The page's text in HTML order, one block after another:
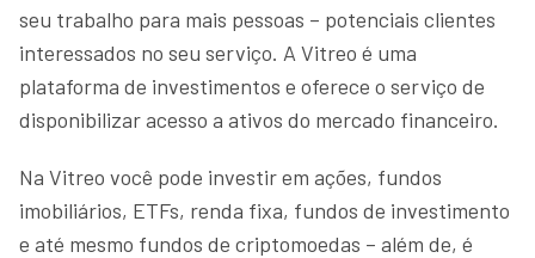
seu trabalho para mais pessoas – potenciais clientes
interessados no seu serviço. A Vitreo é uma
plataforma de investimentos e oferece o serviço de
disponibilizar acesso a ativos do mercado financeiro.
Na Vitreo você pode investir em ações, fundos
imobiliários, ETFs, renda fixa, fundos de investimento
e até mesmo fundos de criptomoedas – além de, é